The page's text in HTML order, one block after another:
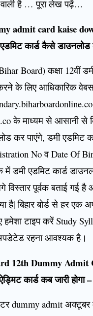
वाली है … पूरा लेख पढ़ें…
admit card kaise
कार्ड कैसे
Board) कक्षा 12वीं
के लिए आधिकारिक
के माध्यम से आसानी से
कर पाएंगे, डमी एडमिट
No व Date Of
डमी एडमिट कार्ड
विस्तार पूर्वक बताई गई
है| बिहार बोर्ड से हर
टाइप करें Study
रहना आवश्यक है।
12th Dummy Admit
कार्ड कब जारी होगा –
इंटर dummy admit